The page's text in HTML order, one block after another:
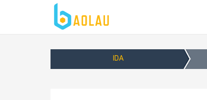
IDA